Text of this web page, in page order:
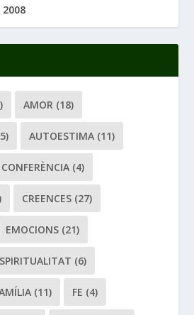
AMOR (18)
AUTOESTIMA (11)
CONFERÈNCIA (4)
CREENCES (27)
EMOCIONS (21)
(6)
(11) FE (4)